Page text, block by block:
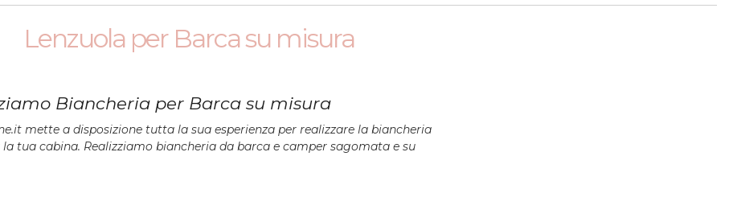
Lenzuola per Barca su misura
Biancheria per Barca su misura
mette a disposizione tutta la sua esperienza per realizzare la biancheria
la tua cabina. Realizziamo biancheria da barca e camper sagomata e su